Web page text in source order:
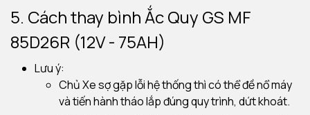
5. Cách thay bình Ắc Quy GS MF
85D26R (12V - 75AH)
Lưu ý:
Chủ Xe sợ gặp lỗi hệ thống thì có thể đề nổ máy
và tiến hành tháo lắp đúng quy trình, dứt khoát.